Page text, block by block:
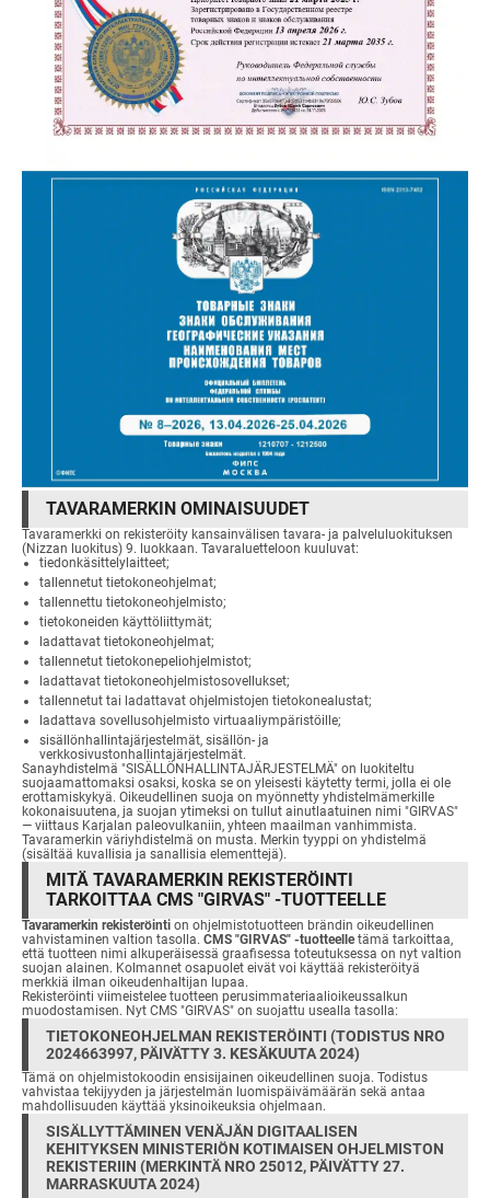
TAVARAMERKIN OMINAISUUDET
Tavaramerkki on rekisteröity kansainvälisen tavara- ja palveluluokituksen
(Nizzan luokitus) 9. luokkaan. Tavaraluetteloon kuuluvat:
tiedonkäsittelylaitteet;
tallennetut tietokoneohjelmat;
tallennettu tietokoneohjelmisto;
tietokoneiden käyttöliittymät;
ladattavat tietokoneohjelmat;
tallennetut tietokonepeliohjelmistot;
ladattavat tietokoneohjelmistosovellukset;
tallennetut tai ladattavat ohjelmistojen tietokonealustat;
ladattava sovellusohjelmisto virtuaaliympäristöille;
sisällönhallintajärjestelmät, sisällön- ja
verkkosivustonhallintajärjestelmät.
Sanayhdistelmä "SISÄLLÖNHALLINTAJÄRJESTELMÄ" on luokiteltu
suojaamattomaksi osaksi, koska se on yleisesti käytetty termi, jolla ei ole
erottamiskykyä. Oikeudellinen suoja on myönnetty yhdistelmämerkille
kokonaisuutena, ja suojan ytimeksi on tullut ainutlaatuinen nimi "GIRVAS"
— viittaus Karjalan paleovulkaniin, yhteen maailman vanhimmista.
Tavaramerkin väriyhdistelmä on musta. Merkin tyyppi on yhdistelmä
(sisältää kuvallisia ja sanallisia elementtejä).
MITÄ TAVARAMERKIN REKISTERÖINTI
TARKOITTAA CMS "GIRVAS" -TUOTTEELLE
Tavaramerkin rekisteröinti on ohjelmistotuotteen brändin oikeudellinen
vahvistaminen valtion tasolla. CMS "GIRVAS" -tuotteelletämä tarkoittaa,
että tuotteen nimi alkuperäisessä graafisessa toteutuksessa on nyt valtion
suojan alainen. Kolmannet osapuolet eivät voi käyttää rekisteröityä
merkkiä ilman oikeudenhaltijan lupaa.
Rekisteröinti viimeistelee tuotteen perusimmateriaalioikeussalkun
muodostamisen. Nyt CMS "GIRVAS" on suojattu usealla tasolla:
TIETOKONEOHJELMAN REKISTERÖINTI (TODISTUS NRO
2024663997, PÄIVÄTTY 3. KESÄKUUTA 2024)
Tämä on ohjelmistokoodin ensisijainen oikeudellinen suoja. Todistus
vahvistaa tekijyyden ja järjestelmän luomispäivämäärän sekä antaa
mahdollisuuden käyttää yksinoikeuksia ohjelmaan.
SISÄLLYTTÄMINEN VENÄJÄN DIGITAALISEN
KEHITYKSEN MINISTERIÖN KOTIMAISEN OHJELMISTON
REKISTERIIN (MERKINTÄ NRO 25012, PÄIVÄTTY 27.
MARRASKUUTA 2024)